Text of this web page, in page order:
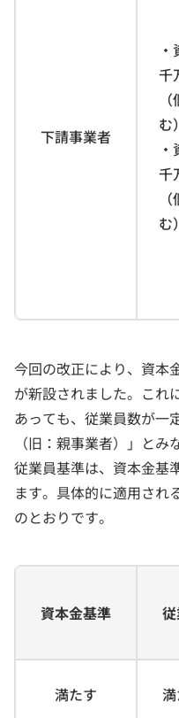
下請事業者
千
む）
千
む）
今回の改正により、資本
が新設されました。これ
あっても、従業員数が一
（旧：親事業者）」とみ
従業員基準は、資本金基
ます。具体的に適用され
のとおりです。
資本金基準
満たす